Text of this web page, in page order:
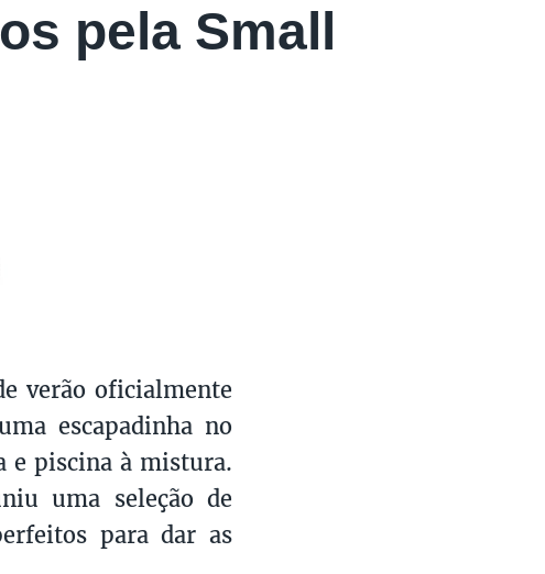
pela Small
verão oficialmente
escapadinha no
e piscina à mistura.
uma seleção de
para dar as